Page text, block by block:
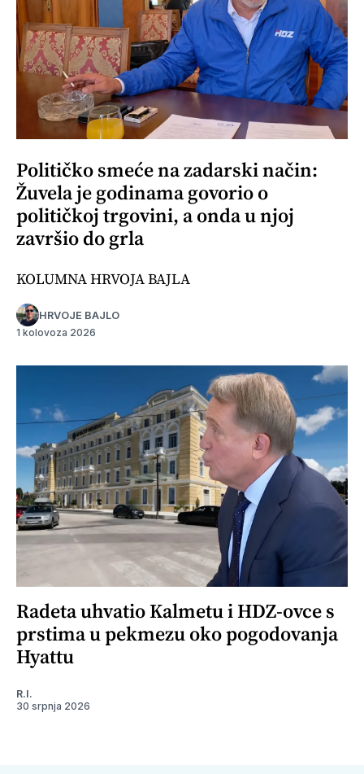
Političko smeće na zadarski način:
Žuvela je godinama govorio o
političkoj trgovini, a onda u njoj
završio do grla
KOLUMNA HRVOJA BAJLA
HRVOJE BAJLO
1 kolovoza 2026
Radeta uhvatio Kalmetu i HDZ-ovce s
prstima u pekmezu oko pogodovanja
Hyattu
R.I.
30 srpnja 2026